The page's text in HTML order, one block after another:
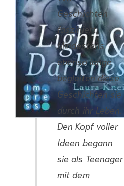
Geschichten
fasziniert.
Mindestens
ebenso lange
begleiten diese
Geschichten sie
durch ihr Leben.
Den Kopf voller
Ideen begann
sie als Teenager
mit dem